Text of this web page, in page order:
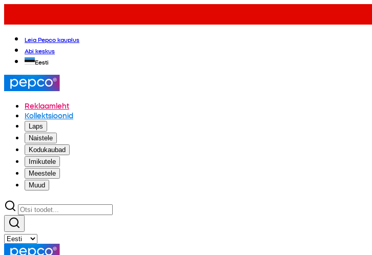
Leia Pepco kauplus
Abi keskus
Eesti
Reklaamleht
Kollektsioonid
Laps
Naistele
Kodukaubad
Imikutele
Meestele
Muud